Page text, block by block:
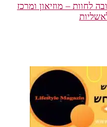
לחוות – מוזיאון ומרכז